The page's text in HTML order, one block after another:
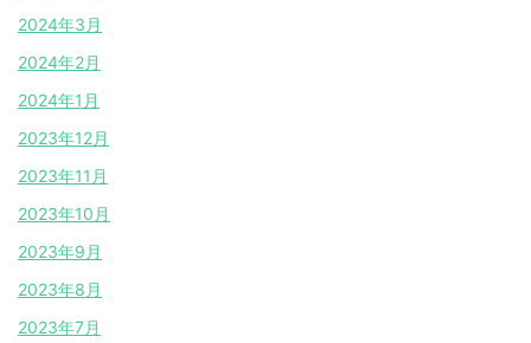
2024年3月
2024年2月
2024年1月
2023年12月
2023年11月
2023年10月
2023年9月
2023年8月
2023年7月